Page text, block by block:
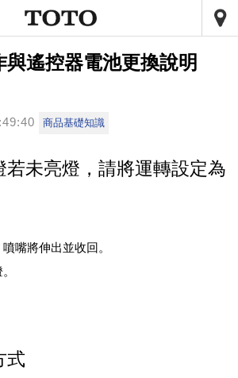
遙控器電池更換說明
商品基礎知識
未亮燈，請將運轉設定為
嘴將伸出並收回。
式